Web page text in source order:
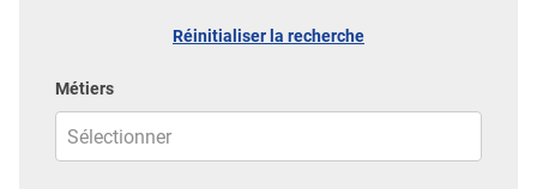
Réinitialiser la recherche
Métiers